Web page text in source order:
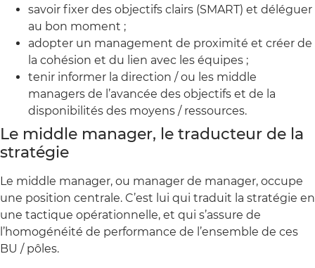
savoir fixer des objectifs clairs (SMART) et déléguer
au bon moment ;
adopter un management de proximité et créer de
la cohésion et du lien avec les équipes ;
tenir informer la direction / ou les middle
managers de l’avancée des objectifs et de la
disponibilités des moyens / ressources.
Le middle manager, le traducteur de la
stratégie
Le middle manager, ou manager de manager, occupe
une position centrale. C’est lui qui traduit la stratégie en
une tactique opérationnelle, et qui s’assure de
l’homogénéité de performance de l’ensemble de ces
BU / pôles.